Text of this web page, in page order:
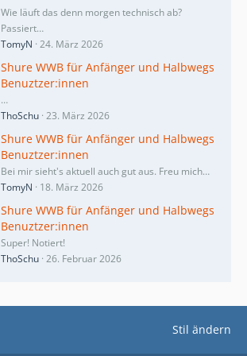
Wie läuft das denn morgen technisch ab?
Passiert…
TomyN 24. März 2026
Shure WWB für Anfänger und Halbwegs
Benuztzer:innen
…
ThoSchu 23. März 2026
Shure WWB für Anfänger und Halbwegs
Benuztzer:innen
Bei mir sieht's aktuell auch gut aus. Freu mich…
TomyN
18. März 2026
Shure WWB für Anfänger und Halbwegs
Benuztzer:innen
Super! Notiert!
ThoSchu 26. Februar 2026
Stil ändern